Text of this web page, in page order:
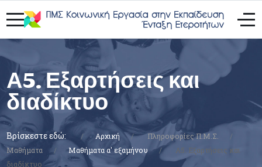
Α5. Εξαρτήσεις και
διαδίκτυο
Βρίσκεστε εδώ: Αρχική
Πληροφορίες Π.Μ.Σ.
Μαθήματα
Μαθήματα α' εξαμήνου
Α5. Εξαρτήσεις και
διαδίκτυο